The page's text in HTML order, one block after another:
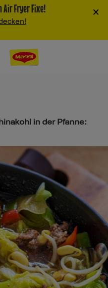
Fryer Fixe! ×
in der Pfanne: